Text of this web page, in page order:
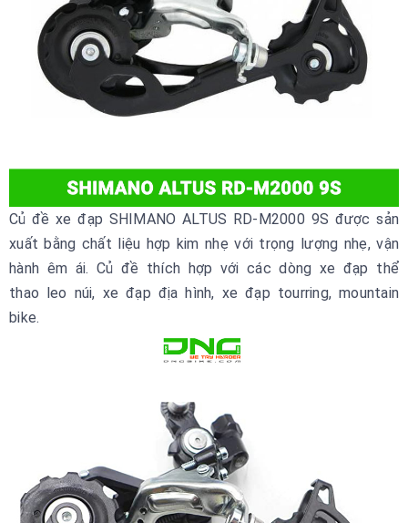
Củ đề xe đạp SHIMANO ALTUS RD-M2000 9S được sản
xuất bằng chất liệu hợp kim nhẹ với trọng lượng nhẹ, vận
hành êm ái. Củ đề thích hợp với các dòng xe đạp thể
thao leo núi, xe đạp địa hình, xe đạp tourring, mountain
bike.